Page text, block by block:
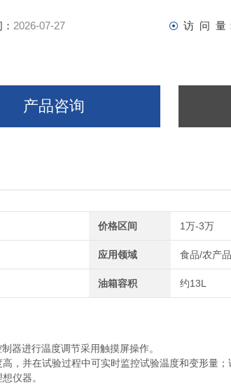
2026-07-27 访 问 量
产品咨询
价格区间 1万-3万
应用领域 食品/农产
油箱容积 约13L
器进行温度调节采用触摸屏操作。
，并在试验过程中可实时监控试验温度和变形量
仪器。